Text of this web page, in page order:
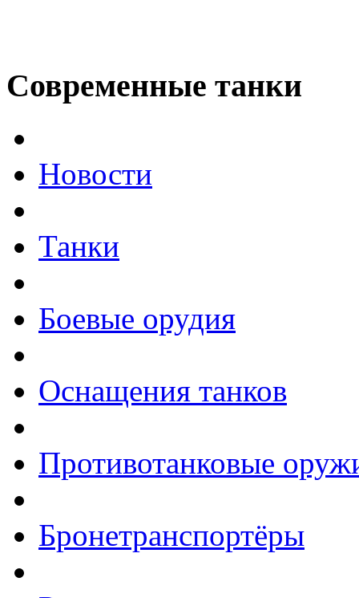
Современные танки
Новости
Танки
Боевые орудия
Оснащения танков
Противотанковые
Бронетранспортёры